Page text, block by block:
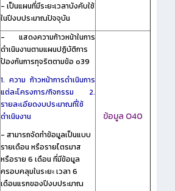
- เป็นแผนที่มีระยะเวลาบังคับใช้
ในปีงบประมาณปัจจุบัน
- แสดงความก้าวหน้าในการ
ดำเนินงานตามแผนปฏิบัติการ
ป้องกันการทุจริตตามข้อ o39
1. ความ ก้าวหน้าการดำเนินการ
แต่ละโครงการ/กิจกรรม 2.
รายละเอียดงบประมาณที่ใช้
ดำเนินงาน
- สามารถจัดทำข้อมูลเป็นแบบ
รายเดือน หรือรายไตรมาส
หรือราย 6 เดือน ที่มีข้อมูล
ครอบคลุมในระยะ เวลา 6
เดือนแรกของปีงบประมาณ
ข้อมูล O40